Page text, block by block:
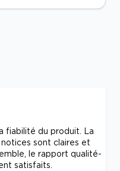
fiabilité du produit. La
sont claires et
le rapport qualité-
satisfaits.